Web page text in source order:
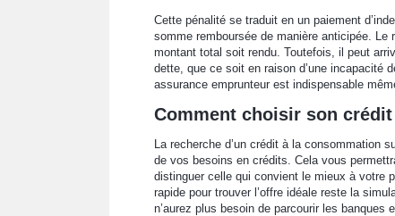
Cette pénalité se traduit en un paiement
somme remboursée de manière anticipée.
montant total soit rendu. Toutefois, il peut
dette, que ce soit en raison d’une incapacité
assurance emprunteur est indispensable
Comment choisir son
La recherche d’un crédit à la consommation
de vos besoins en crédits. Cela vous
distinguer celle qui convient le mieux à votre
rapide pour trouver l’offre idéale reste la
n’aurez plus besoin de parcourir les banques